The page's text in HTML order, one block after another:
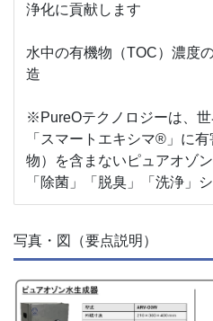
浄化に貢献します
水中の有機物（TOC）濃度
造
※PureOテクノロジーは、
「スマートエキシマ®」に
物）を含まないピュアオゾ
「除菌」「脱臭」「洗浄」
写真・図（要点説明）